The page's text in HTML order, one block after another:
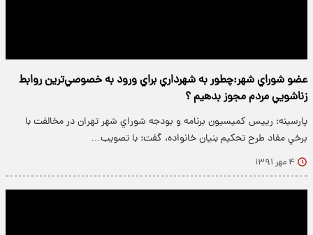
عضو شوراي شهر:چطور به شهرداري براي ورود به خصوصي‌ترين روابط
زناشويي مردم مجوز بدهيم ؟
پارسینه: رييس كميسيون برنامه و بودجه شوراي شهر تهران در مخالفت با
برخي مفاد طرح تحكيم بنيان خانواده، گفت: با تصويب…
۴ مهر ۱۳۹۱